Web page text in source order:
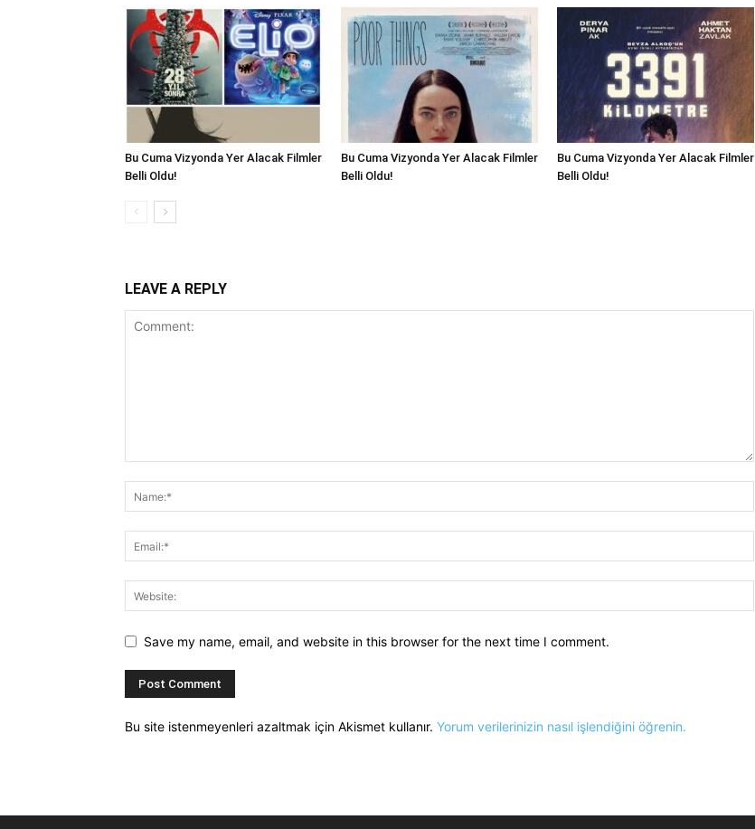
Bu Cuma Vizyonda Yer Alacak Filmler
Belli Oldu!
Bu Cuma Vizyonda Yer Alacak Filmler
Belli Oldu!
Bu Cuma Vizyonda Yer Alacak Filmler
Belli Oldu!
LEAVE A REPLY
Save my name, email, and website in this browser for the next time I comment.
Bu site istenmeyenleri azaltmak için Akismet kullanır. Yorum verilerinizin nasıl işlendiğini öğrenin.